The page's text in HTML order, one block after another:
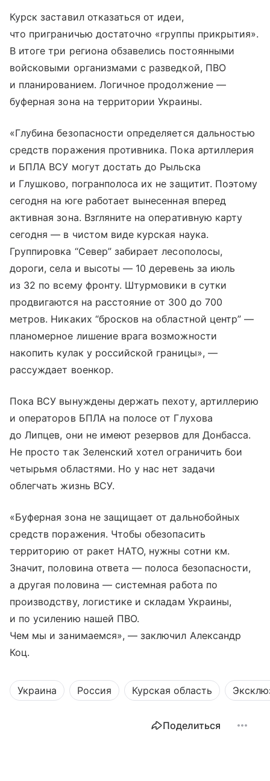
Курск заставил отказаться от идеи,
что приграничью достаточно «группы прикрытия».
В итоге три региона обзавелись постоянными
войсковыми организмами с разведкой, ПВО
и планированием. Логичное продолжение —
буферная зона на территории Украины.
«Глубина безопасности определяется дальностью
средств поражения противника. Пока артиллерия
и БПЛА ВСУ могут достать до Рыльска
и Глушково, погранполоса их не защитит. Поэтому
сегодня на юге работает вынесенная вперед
активная зона. Взгляните на оперативную карту
сегодня — в чистом виде курская наука.
Группировка “Север” забирает лесополосы,
дороги, села и высоты — 10 деревень за июль
из 32 по всему фронту. Штурмовики в сутки
продвигаются на расстояние от 300 до 700
метров. Никаких “бросков на областной центр” —
планомерное лишение врага возможности
накопить кулак у российской границы», —
рассуждает военкор.
Пока ВСУ вынуждены держать пехоту, артиллерию
и операторов БПЛА на полосе от Глухова
до Липцев, они не имеют резервов для Донбасса.
Не просто так Зеленский хотел ограничить бои
четырьмя областями. Но у нас нет задачи
облегчать жизнь ВСУ.
«Буферная зона не защищает от дальнобойных
средств поражения. Чтобы обезопасить
территорию от ракет НАТО, нужны сотни км.
Значит, половина ответа — полоса безопасности,
а другая половина — системная работа по
производству, логистике и складам Украины,
и по усилению нашей ПВО.
Чем мы и занимаемся», — заключил Александр
Коц.
Украина Россия Курская область
Поделиться